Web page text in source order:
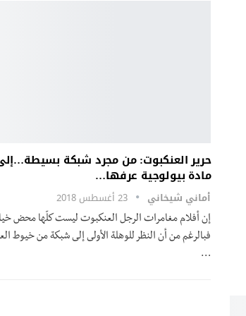
حرير العنكبوت: من مجرد شبكة
مادة بيولوجية عرفها…
أماني شيخاني 23 أغسطس 2018
إن أفلام مغامرات الرجل العنكبوت ليست كلّها محض
فبالرغم من أن النظر للوهلة الأولى إلى شبكة من خيوط
…